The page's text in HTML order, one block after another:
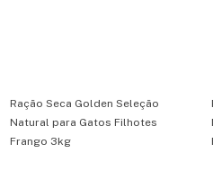
Ração Seca Golden Seleção
Natural para Gatos Filhotes
Frango 3kg